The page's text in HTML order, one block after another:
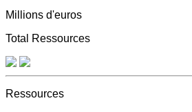
Millions d'euros
Total Ressources
Ressources